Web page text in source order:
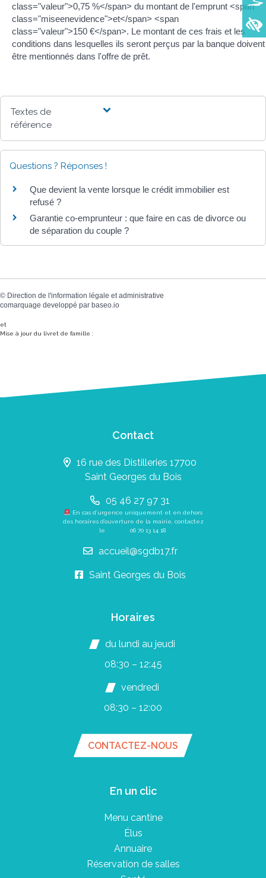
class="valeur">0,75 %</span> du montant de l'emprunt <span
class="miseenevidence">et</span> <span
class="valeur">150 €</span>. Le montant de ces frais et les
conditions dans lesquelles ils seront perçus par la banque doivent
être mentionnés dans l'offre de prêt.
Textes de
référence
Questions ? Réponses !
Que devient la vente lorsque le crédit immobilier est
refusé ?
Garantie co-emprunteur : que faire en cas de divorce ou
de séparation du couple ?
© Direction de l'information légale et administrative
comarquage developpé par baseo.io
et
Mise à jour du livret de famille :
Contact
16 rue des Distilleries 17700
Saint Georges du Bois
05 46 27 97 31
En cas d’urgence uniquement et en dehors
des horaires d’ouverture de la mairie, contactez
le 06 70 13 14 18
accueil@sgdb17.fr
Saint Georges du Bois
Horaires
du lundi au jeudi
08:30 – 12:45
vendredi
08:30 – 12:00
CONTACTEZ-NOUS
En un clic
Menu cantine
Élus
Annuaire
Réservation de salles